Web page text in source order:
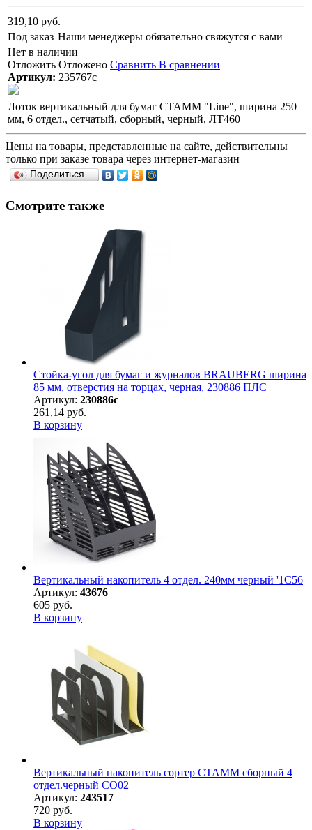
319,10 руб.
Под заказ Наши менеджеры обязательно свяжутся с вами
Нет в наличии
Отложить Отложено Сравнить В сравнении
Артикул: 235767с
Лоток вертикальный для бумаг СТАММ "Line", ширина 250
мм, 6 отдел., сетчатый, сборный, черный, ЛТ460
Цены на товары, представленные на сайте, действительны
только при заказе товара через интернет-магазин
Поделиться…
Смотрите также
Стойка-угол для бумаг и журналов BRAUBERG ширина
85 мм, отверстия на торцах, черная, 230886 ПЛС
Артикул: 230886с
261,14 руб.
В корзину
Вертикальный накопитель 4 отдел. 240мм черный '1С56
Артикул: 43676
605 руб.
В корзину
Вертикальный накопитель сортер СТАММ сборный 4
отдел.черный СО02
Артикул: 243517
720 руб.
В корзину